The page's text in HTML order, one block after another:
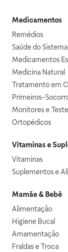
Medicamentos
Remédios
Saúde do
Medicamentos
Medicina Natural
Tratamento em
Primeiros-
Monitores e
Ortopédicos
Vitaminas e
Vitaminas
Suplementos e
Mamãe & Bebê
Alimentação
Higiene Bucal
Amamentação
Fraldas e Troca